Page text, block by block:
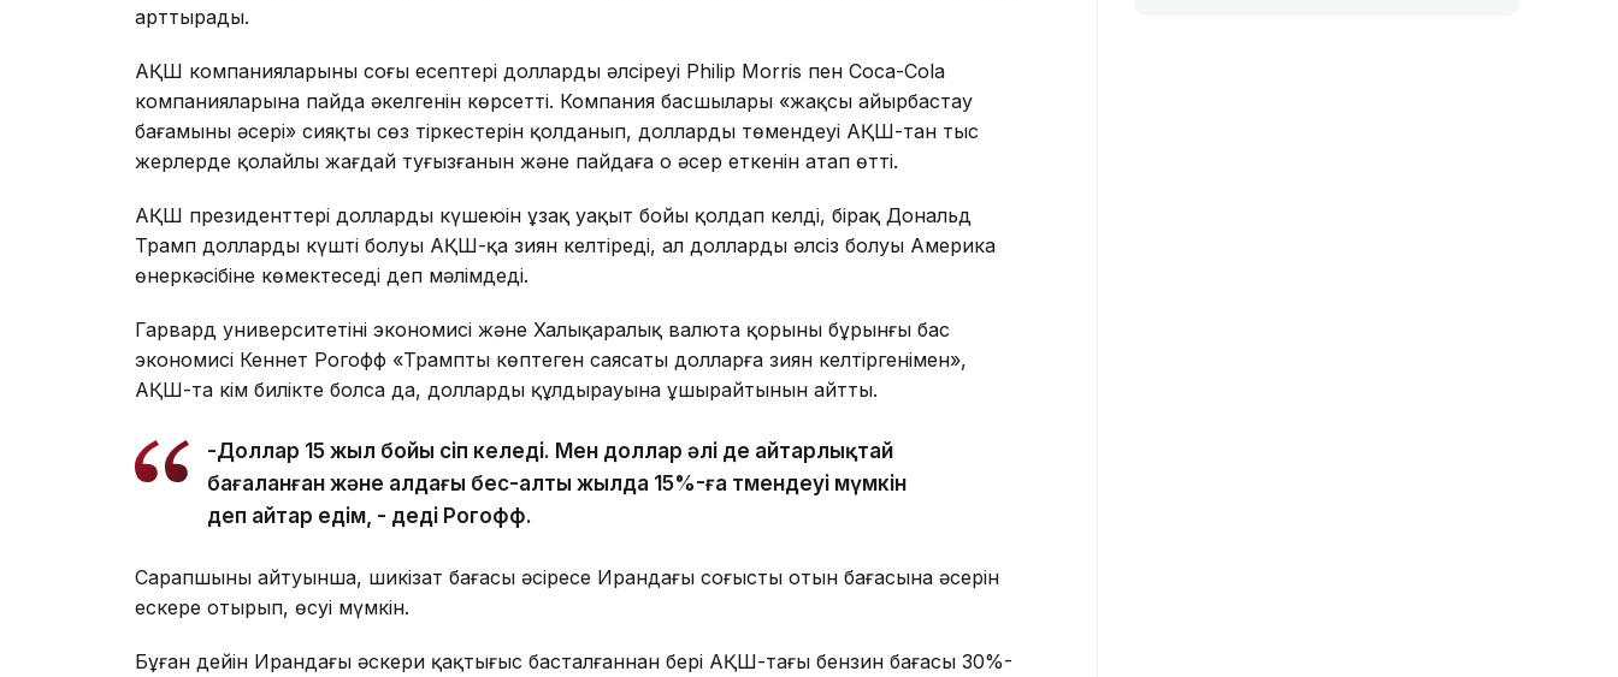
арттырады.
АҚШ компанияларының соңғы есептері доллардың әлсіреуі Philip Morris пен Coca-Cola
компанияларына пайда әкелгенін көрсетті. Компания басшылары «жақсы айырбастау
бағамының әсері» сияқты сөз тіркестерін қолданып, доллардың төмендеуі АҚШ-тан тыс
жерлерде қолайлы жағдай туғызғанын және пайдаға оң әсер еткенін атап өтті.
АҚШ президенттері доллардың күшеюін ұзақ уақыт бойы қолдап келді, бірақ Дональд
Трамп доллардың күшті болуы АҚШ-қа зиян келтіреді, ал доллардың әлсіз болуы Америка
өнеркәсібіне көмектеседі деп мәлімдеді.
Гарвард университетінің экономисі және Халықаралық валюта қорының бұрынғы бас
экономисі Кеннет Рогофф «Трамптың көптеген саясаты долларға зиян келтіргенімен»,
АҚШ-та кім билікте болса да, доллардың құлдырауына ұшырайтынын айтты.
-Доллар 15 жыл бойы өсіп келеді. Мен доллар әлі де айтарлықтай
бағаланған және алдағы бес-алты жылда 15%-ға төмендеуі мүмкін
деп айтар едім, - деді Рогофф.
Сарапшының айтуынша, шикізат бағасы әсіресе Ирандағы соғыстың отын бағасына әсерін
ескере отырып, өсуі мүмкін.
Бұған дейін Ирандағы әскери қақтығыс басталғаннан бері АҚШ-тағы бензин бағасы 30%-